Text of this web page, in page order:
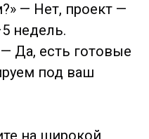
— Нет, проект —
недель.
Да, есть готовые
под ваш
на широкой